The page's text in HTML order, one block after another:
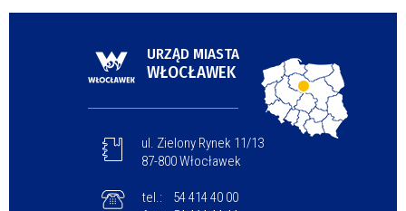
URZĄD MIASTA
WŁOCŁAWEK
ul. Zielony Rynek 11/13
87-800 Włocławek
tel.:
54 414 40 00